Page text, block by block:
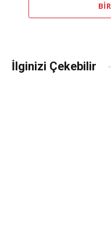
İlginizi Çekebilir